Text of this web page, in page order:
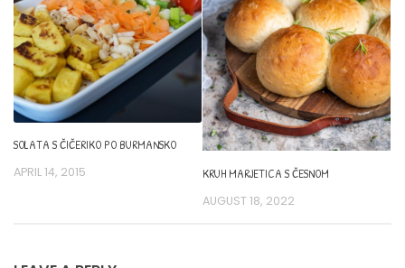
SOLATA S ČIČERIKO PO BURMANSKO
APRIL 14, 2015 KRUH MARJETICA S ČESNOM
AUGUST 18, 2022